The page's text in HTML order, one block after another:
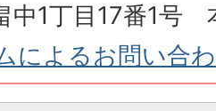
中1丁目17番1号
によるお問い合